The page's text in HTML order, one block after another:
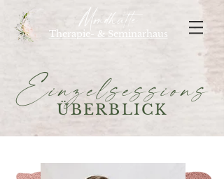
Mondhütte
Therapie- & Seminarhaus
Einzelsessions
ÜBERBLICK